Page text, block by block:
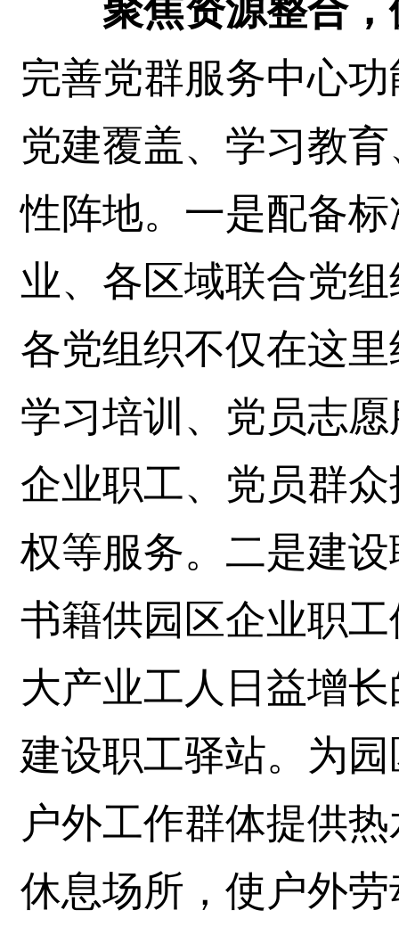
聚焦资源整合
完善党群服务中心
党建覆盖、学习教
性阵地。一是配备
业、各区域联合党
各党组织不仅在这
学习培训、党员志
企业职工、党员群
权等服务。二是建
书籍供园区企业职
大产业工人日益增
建设职工驿站。为
户外工作群体提供
休息场所，使户外